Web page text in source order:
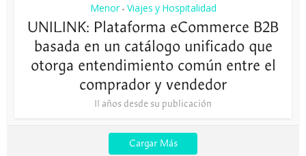
Menor • Viajes y Hospitalidad
UNILINK: Plataforma eCommerce B2B
basada en un catálogo unificado que
otorga entendimiento común entre el
comprador y vendedor
11 años desde su publicación
Cargar Más